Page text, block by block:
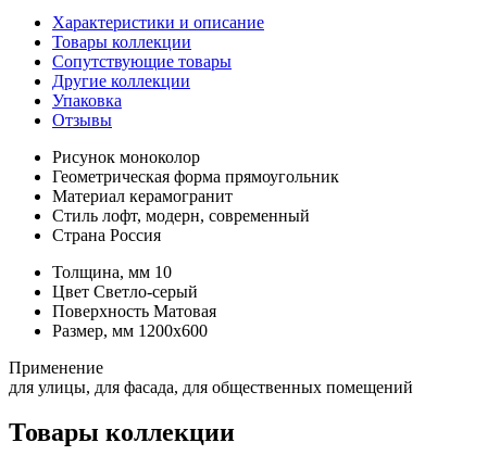
Характеристики и описание
Товары коллекции
Сопутствующие товары
Другие коллекции
Упаковка
Отзывы
Рисунок моноколор
Геометрическая форма прямоугольник
Материал керамогранит
Стиль лофт, модерн, современный
Страна Россия
Толщина, мм 10
Цвет Светло-серый
Поверхность Матовая
Размер, мм 1200х600
Применение
для улицы, для фасада, для общественных помещений
Товары коллекции